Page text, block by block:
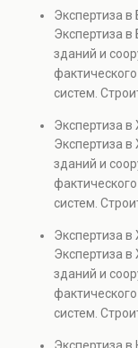
элементов и
Услуга
капитальном
также при
проверках.
Экспертиза в
Экспертиза
зданий и
систем.
элементов и
Услуга
капитальном
также при
проверках.
Экспертиза
Экспертиза
зданий и
систем.
элементов и
Услуга
капитальном
также при
проверках.
Экспертиза в
Экспертиза
зданий и
систем.